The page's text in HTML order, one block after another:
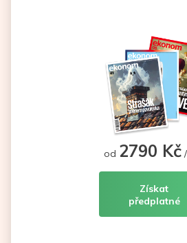
od 2790 Kč
Získat
předplatné